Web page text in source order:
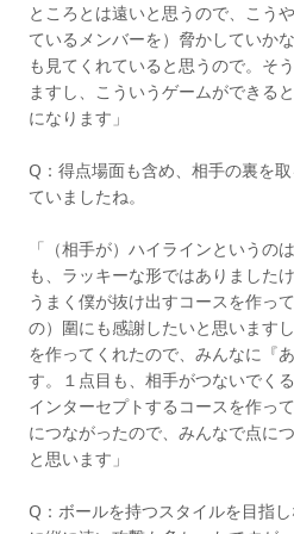
ところとは遠いと思うので、こう
ているメンバーを）脅かしていか
も見てくれていると思うので。そ
ますし、こういうゲームができる
になります」
Q：得点場面も含め、相手の裏を
ていましたね。
「（相手が）ハイラインというの
も、ラッキーな形ではありました
うまく僕が抜け出すコースを作っ
の）圍にも感謝したいと思います
を作ってくれたので、みんなに『
す。１点目も、相手がつないでく
インターセプトするコースを作っ
につながったので、みんなで点に
と思います」
Q：ボールを持つスタイルを目指